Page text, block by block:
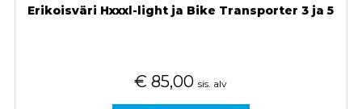
Erikoisväri Hxxxl-light ja Bike Transporter 3 ja 5
€ 85,00 sis. alv